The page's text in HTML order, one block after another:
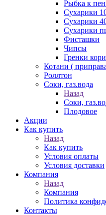
Рыбка к
Сухарики
Сухарики
Сухарики
Фисташки
Чипсы
Гренки
Котани (
Роллтон
Соки, газ.вода
Назад
Соки,
Плодовое
Акции
Как купить
Назад
Как купить
Условия оплаты
Условия доставки
Компания
Назад
Компания
Политика
Контакты